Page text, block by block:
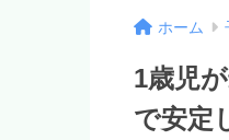
ホーム
1歳児
で安定